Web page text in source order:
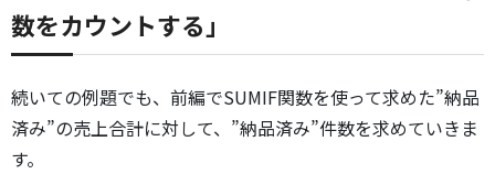
数をカウントする」
続いての例題でも、前編でSUMIF関数を使って求めた”納品
済み”の売上合計に対して、”納品済み”件数を求めていきま
す。